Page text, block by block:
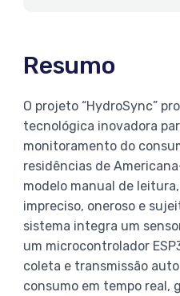
Resumo
O projeto “HydroSync”
tecnológica inovadora
monitoramento do
residências de
modelo manual de
impreciso, oneroso e
sistema integra um
um microcontrolador
coleta e transmissão
consumo em tempo real,